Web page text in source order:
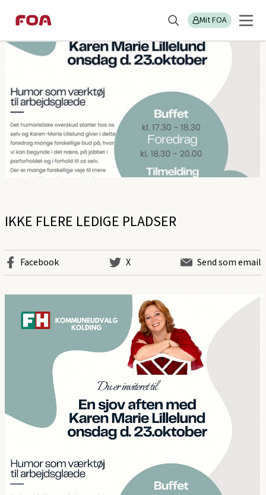
til
hovedindhold
til
hovedmenu
Søg Mit FOA
menu
FOA Trekanten
IKKE FLERE LEDIGE PLADSER
Facebook X Send som email